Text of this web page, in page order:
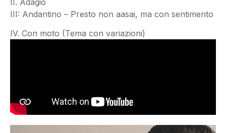
III: Andantino – Presto non aasai, ma con sentimento
IV. Con moto (Tema con variazioni)